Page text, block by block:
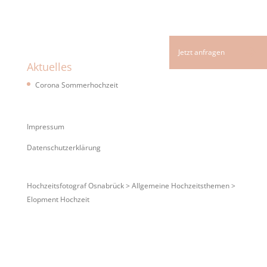
Aktuelles
Corona Sommerhochzeit
Impressum
Datenschutzerklärung
Hochzeitsfotograf Osnabrück> Allgemeine Hochzeitsthemen>
Elopment Hochzeit